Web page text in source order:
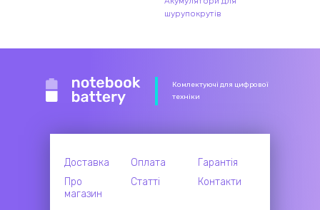
шурупокрутів
Комлектуючі для цифрової
техніки
Доставка Оплата
Гарантія
Про
магазин
Статті Контакти